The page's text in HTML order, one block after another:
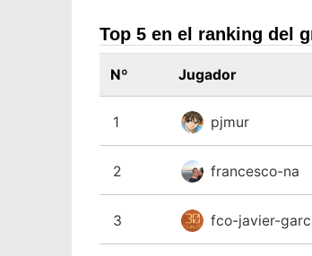
Top 5 en el ranking del
Nº Jugador
1 pjmur
2 francesco-na
3 fco-javier-garc